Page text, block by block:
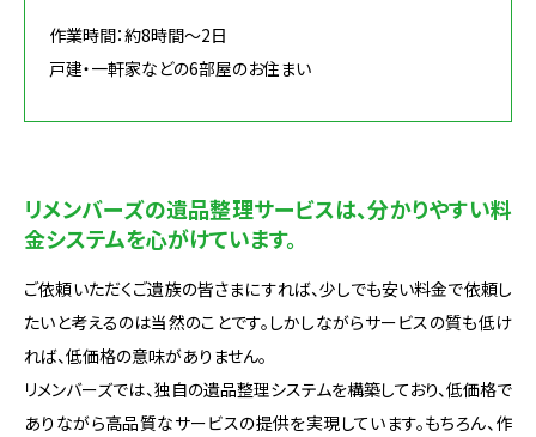
作業時間：約8時間～2日
戸建・一軒家などの6部屋のお住まい
リメンバーズの遺品整理サービスは、分かりやすい料
金システムを心がけています。
ご依頼いただくご遺族の皆さまにすれば、少しでも安い料金で依頼し
たいと考えるのは当然のことです。しかしながらサービスの質も低け
れば、低価格の意味がありません。
リメンバーズでは、独自の遺品整理システムを構築しており、低価格で
ありながら高品質なサービスの提供を実現しています。もちろん、作